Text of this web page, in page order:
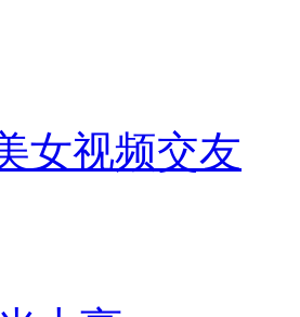
女视频交友